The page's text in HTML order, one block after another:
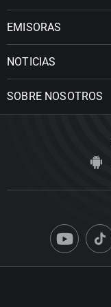
EMISORAS
NOTICIAS
SOBRE NOSOTROS